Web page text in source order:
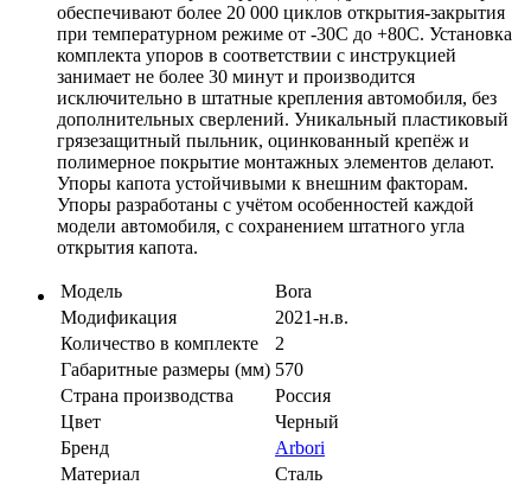
обеспечивают более 20 000 циклов открытия-закрытия
при температурном режиме от -30C до +80C. Установка
комплекта упоров в соответствии с инструкцией
занимает не более 30 минут и производится
исключительно в штатные крепления автомобиля, без
дополнительных сверлений. Уникальный пластиковый
грязезащитный пыльник, оцинкованный крепёж и
полимерное покрытие монтажных элементов делают.
Упоры капота устойчивыми к внешним факторам.
Упоры разработаны с учётом особенностей каждой
модели автомобиля, с сохранением штатного угла
открытия капота.
Модель
Bora
Модификация
2021-н.в.
Количество в комплекте
2
Габаритные размеры (мм) 570
Страна производства
Россия
Цвет
Черный
Бренд
Arbori
Материал
Сталь